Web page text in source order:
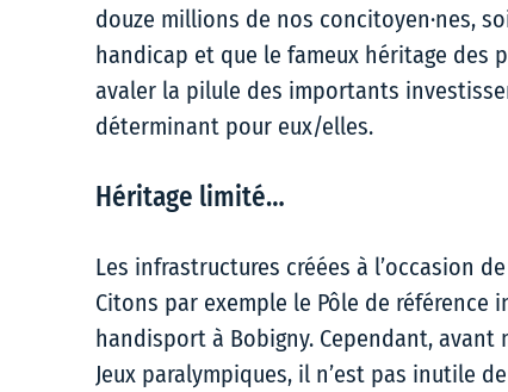
douze millions de nos concitoyen·nes,
handicap et que le fameux héritage des
avaler la pilule des importants
déterminant pour eux/elles.
Héritage limité…
Les infrastructures créées à l’occasion
Citons par exemple le Pôle de
handisport à Bobigny. Cependant,
Jeux paralympiques, il n’est pas inutile